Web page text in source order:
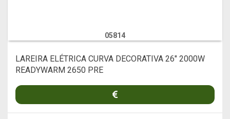
05814
LAREIRA ELÉTRICA CURVA DECORATIVA 26" 2000W
READYWARM 2650 PRE